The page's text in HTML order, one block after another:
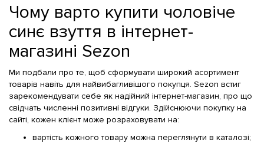
Чому варто купити чоловіче
синє взуття в інтернет-
магазині Sezon
Ми подбали про те, щоб сформувати широкий асортимент
товарів навіть для найвибагливішого покупця. Sezon встиг
зарекомендувати себе як надійний інтернет-магазин, про що
свідчать численні позитивні відгуки. Здійснюючи покупку на
сайті, кожен клієнт може розраховувати на:
вартість кожного товару можна переглянути в каталозі;